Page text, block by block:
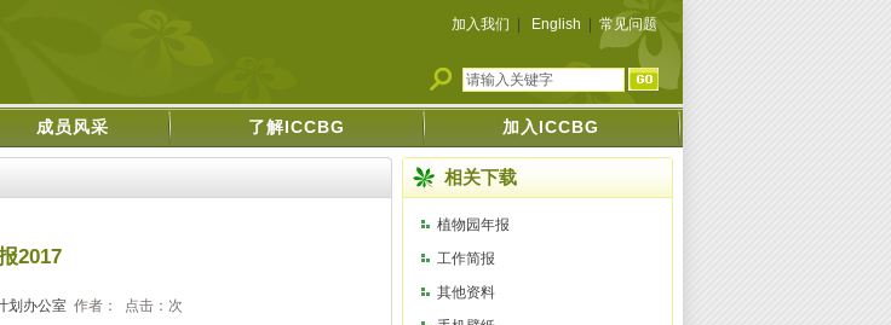
加入我们 English 常见问题
成员风采 了解ICCBG 加入ICCBG
2017
划办公室 作者： 点击： 次
相关下载
植物园年报
工作简报
其他资料